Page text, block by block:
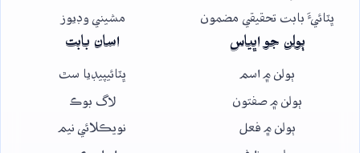
ڀٽائيءَ بابت تحقيقي مضمون
مشيني وڊيوز
ٻولن جو اڀياس
ٻولن ۾ اسم
ٻولن ۾ صفتون
ٻولن ۾ فعل
اسان بابت
ڀٽائيپيڊيا سٿ
لاگ بوڪ
نويڪلائي نيم